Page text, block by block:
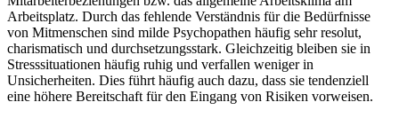
Arbeitsplatz. Durch das fehlende Verständnis für die Bedürfnisse
von Mitmenschen sind milde Psychopathen häufig sehr resolut,
charismatisch und durchsetzungsstark. Gleichzeitig bleiben sie in
Stresssituationen häufig ruhig und verfallen weniger in
Unsicherheiten. Dies führt häufig auch dazu, dass sie tendenziell
eine höhere Bereitschaft für den Eingang von Risiken vorweisen.